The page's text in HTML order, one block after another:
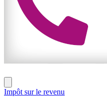
Impôt sur le revenu